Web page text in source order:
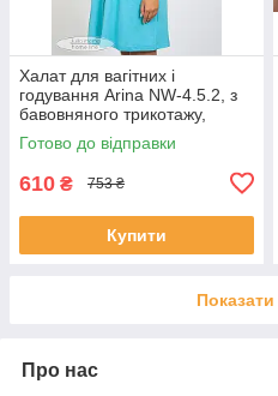
Халат для вагітних і
годування Arina NW-4.5.2, з
бавовняного трикотажу,
блакитний, розмір 44
Готово до відправки
610 ₴ 753 ₴
Купити
Про нас